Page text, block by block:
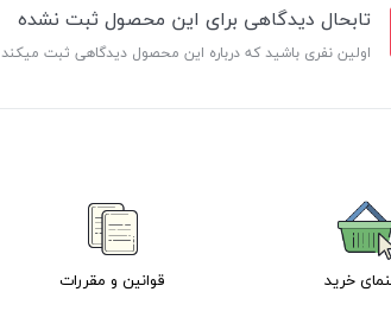
تابحال دیدگاهی برای این محصول ثبت نشده
اولین نفری باشید که درباره این محصول دیدگاهی ثبت میکند
خرید قوانین و مقررات